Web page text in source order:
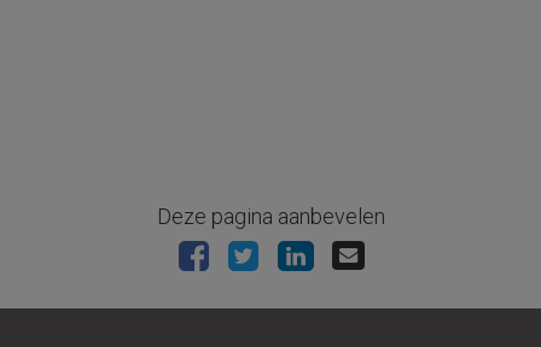
Deze pagina aanbevelen